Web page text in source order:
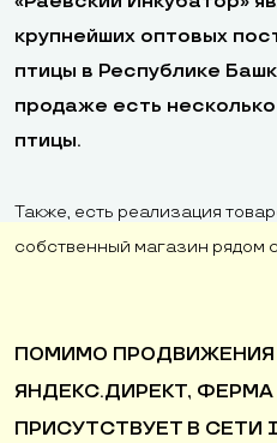
крупнейших оптовых
птицы в Республике
продаже есть
птицы.
Также, есть реализация
собственный магазин рядом
ПОМИМО ПРОДВИЖЕНИЯ
ЯНДЕКС.ДИРЕКТ,
ПРИСУТСТВУЕТ В СЕТИ